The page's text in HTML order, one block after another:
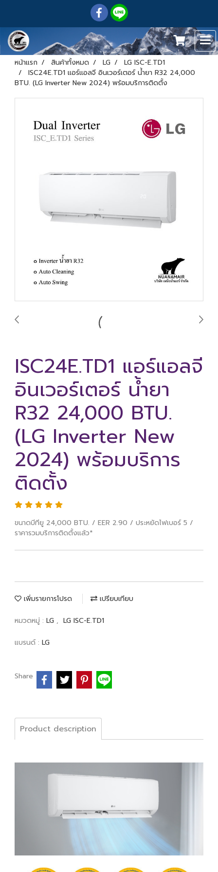
หน้าแรก สินค้าทั้งหมด LG
LG ISC-E.TD1
ISC24E.TD1 แอร์แอลจี อินเวอร์เตอร์ น้ำยา R32 24,000
BTU. (LG Inverter New 2024) พร้อมบริการติดตั้ง
ISC24E.TD1 แอร์แอลจี
อินเวอร์เตอร์ น้ำยา
R32 24,000 BTU.
(LG Inverter New
2024) พร้อมบริการ
ติดตั้ง
ขนาดบีทียู 24,000 BTU. / EER 2.90 / ประหยัดไฟเบอร์ 5 /
ราคารวมบริการติดตั้งแล้ว*
เพิ่มรายการโปรด เปรียบเทียบ
หมวดหมู่ : LG , LG ISC-E.TD1
แบรนด์ : LG
Share
Product description